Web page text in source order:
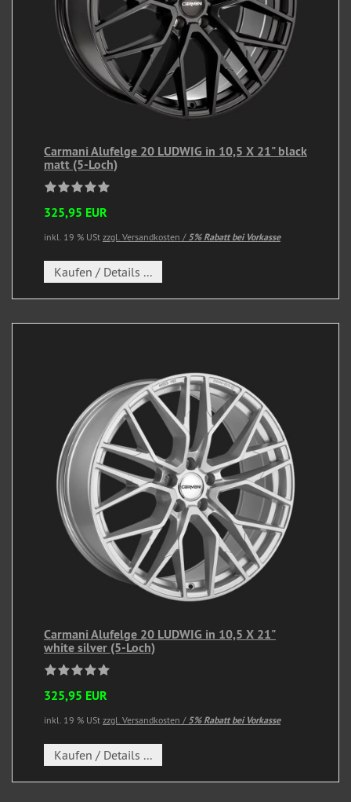
Carmani Alufelge 20 LUDWIG in 10,5 X 21" black
matt (5-Loch)
325,95 EUR
inkl. 19 % USt zzgl. Versandkosten / 5% Rabatt bei Vorkasse
Kaufen / Details ...
Carmani Alufelge 20 LUDWIG in 10,5 X 21"
white silver (5-Loch)
325,95 EUR
inkl. 19 % USt zzgl. Versandkosten / 5% Rabatt bei Vorkasse
Kaufen / Details ...